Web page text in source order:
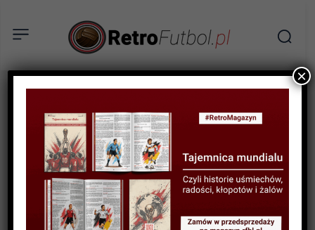
BIOGRAFIE PIŁKARZY
Mirosław Bulzacki – z ŁKS-u
na Wembley
×